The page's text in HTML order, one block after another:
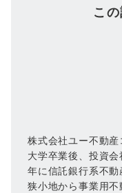
こ
株式会社ユー不動
大学卒業後、投資
年に信託銀行系不動
狭小地から事業用